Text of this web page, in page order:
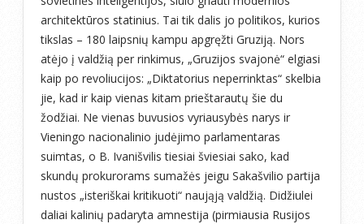
architektūros statinius. Tai tik dalis jo politikos, kurios
tikslas – 180 laipsnių kampu apgręžti Gruziją. Nors
atėjo į valdžią per rinkimus, „Gruzijos svajonė“ elgiasi
kaip po revoliucijos: „Diktatorius neperrinktas“ skelbia
jie, kad ir kaip vienas kitam prieštarautų šie du
žodžiai. Ne vienas buvusios vyriausybės narys ir
Vieningo nacionalinio judėjimo parlamentaras
suimtas, o B. Ivanišvilis tiesiai šviesiai sako, kad
skundų prokurorams sumažės jeigu Sakašvilio partija
nustos „isteriškai kritikuoti“ naująją valdžią. Didžiulei
daliai kalinių padaryta amnestija (pirmiausia Rusijos